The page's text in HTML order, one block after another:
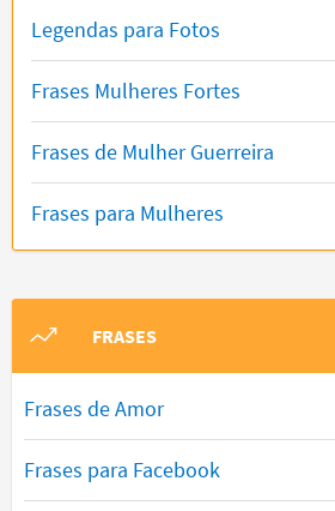
Legendas para Fotos
Frases Mulheres Fortes
Frases de Mulher Guerreira
Frases para Mulheres
FRASES
Frases de Amor
Frases para Facebook